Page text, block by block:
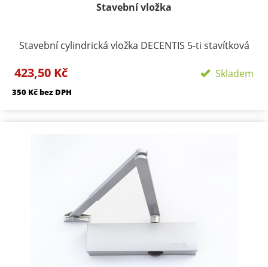
Stavební vložka
Stavební cylindrická vložka DECENTIS 5-ti stavítková
úprava: matný nikl Obsahuje: 3 ks klíčů a 2ks šroubů
rozměru a povrchové úpravy
423,50 Kč Skladem
350 Kč bez DPH